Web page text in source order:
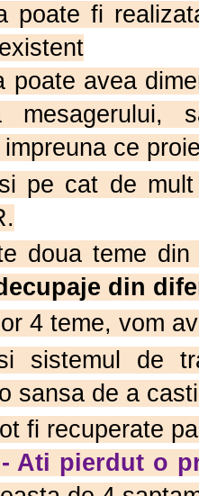
poate fi
poate avea
ce
pe cat de
doua teme
din
4 teme, vom
sistemul de
sansa de a
fi recuperate
- Ati pierdut o